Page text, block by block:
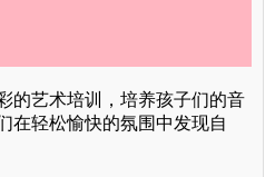
的艺术培训，培养孩子们的音
在轻松愉快的氛围中发现自